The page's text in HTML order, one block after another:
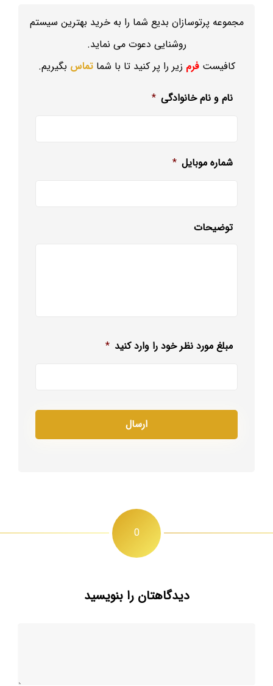
مجموعه پرتوسازان بدیع شما را به خرید بهترین سیستم
روشنایی دعوت می نماید.
کافیستفرم زیر را پر کنید تا با شماتماس بگیریم.
نام و نام خانوادگی *
شماره موبایل *
توضیحات
مبلغ مورد نظر خود را وارد کنید *
0
دیدگاهتان را بنویسید